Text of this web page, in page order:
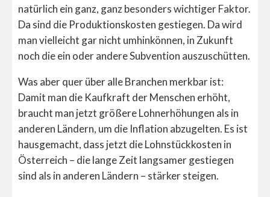
natürlich ein ganz, ganz besonders wichtiger Faktor.
Da sind die Produktionskosten gestiegen. Da wird
man vielleicht gar nicht umhinkönnen, in Zukunft
noch die ein oder andere Subvention auszuschütten.
Was aber quer über alle Branchen merkbar ist:
Damit man die Kaufkraft der Menschen erhöht,
braucht man jetzt größere Lohnerhöhungen als in
anderen Ländern, um die Inflation abzugelten. Es ist
hausgemacht, dass jetzt die Lohnstückkosten in
Österreich – die lange Zeit langsamer gestiegen
sind als in anderen Ländern – stärker steigen.